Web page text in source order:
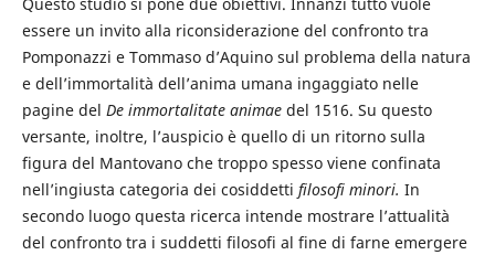
essere un invito alla riconsiderazione del confronto tra
Pomponazzi e Tommaso d’Aquino sul problema della natura
e dell’immortalità dell’anima umana ingaggiato nelle
pagine del De immortalitate animaedel 1516. Su questo
versante, inoltre, l’auspicio è quello di un ritorno sulla
figura del Mantovano che troppo spesso viene confinata
nell’ingiusta categoria dei cosiddetti filosofi minori. In
secondo luogo questa ricerca intende mostrare l’attualità
del confronto tra i suddetti filosofi al fine di farne emergere